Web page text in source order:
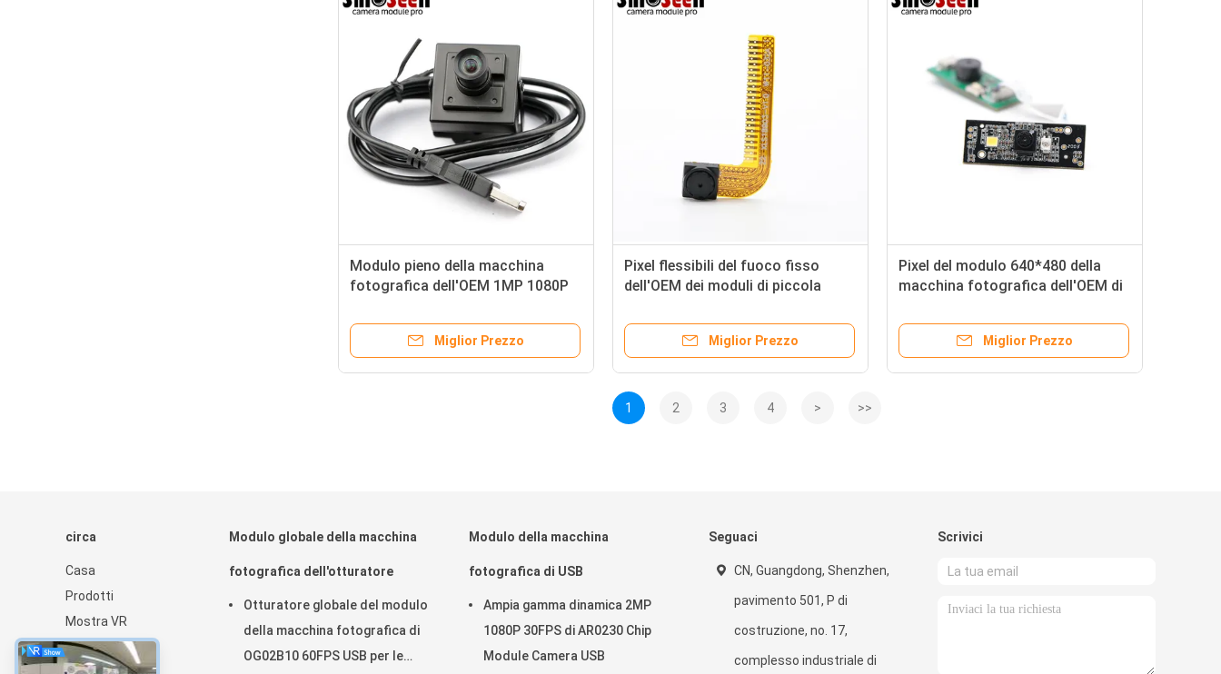
Modulo pieno della macchina
fotografica dell'OEM 1MP 1080P
per il monitoraggio di sicurezza
Miglior Prezzo
Pixel flessibili del fuoco fisso
dell'OEM dei moduli di piccola
macchina fotografica
Miglior Prezzo
Pixel del modulo 640*480 della
macchina fotografica dell'OEM di
del QR Code
Miglior Prezzo
1 2 3 4 > >>
circa
Casa
Prodotti
Mostra VR
Chi siamo
Modulo globale della macchina
fotografica dell'otturatore
Otturatore globale del modulo
della macchina fotografica di
OG02B10 60FPS USB per le
Modulo della macchina
fotografica di USB
Ampia gamma dinamica 2MP
1080P 30FPS di AR0230 Chip
Module Camera USB
Seguaci
CN, Guangdong, Shenzhen,
pavimento 501, P di
costruzione, no. 17,
complesso industriale di
Scrivici